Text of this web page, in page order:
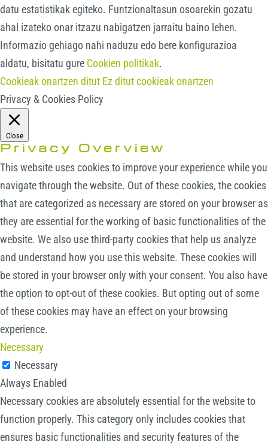
datu estatistikak egiteko. Funtzionaltasun osoarekin gozatu
ahal izateko onar itzazu nabigatzen jarraitu baino lehen.
Informazio gehiago nahi naduzu edo bere konfigurazioa
aldatu, bisitatu gure Cookien politikak.
Cookieak onartzen ditut Ez ditut cookieak onartzen
Privacy & Cookies Policy
Close
Privacy Overview
This website uses cookies to improve your experience while you
navigate through the website. Out of these cookies, the cookies
that are categorized as necessary are stored on your browser as
they are essential for the working of basic functionalities of the
website. We also use third-party cookies that help us analyze
and understand how you use this website. These cookies will
be stored in your browser only with your consent. You also have
the option to opt-out of these cookies. But opting out of some
of these cookies may have an effect on your browsing
experience.
Necessary
Necessary
Always Enabled
Necessary cookies are absolutely essential for the website to
function properly. This category only includes cookies that
ensures basic functionalities and security features of the